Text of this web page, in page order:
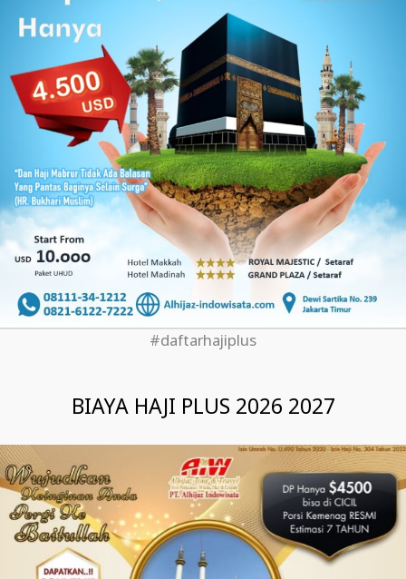
#daftarhajiplus
BIAYA HAJI PLUS 2026 2027